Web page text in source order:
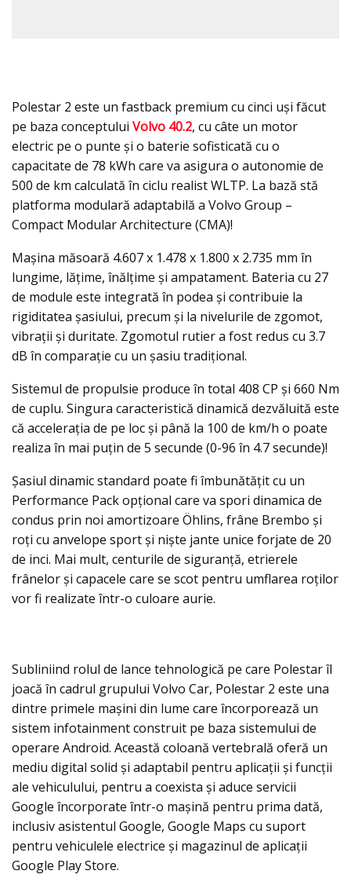
Polestar 2 este un fastback premium cu cinci uși făcut
pe baza conceptului Volvo 40.2, cu câte un motor
electric pe o punte și o baterie sofisticată cu o
capacitate de 78 kWh care va asigura o autonomie de
500 de km calculată în ciclu realist WLTP. La bază stă
platforma modulară adaptabilă a Volvo Group –
Compact Modular Architecture (CMA)!
Maşina măsoară 4.607 x 1.478 x 1.800 x 2.735 mm în
lungime, lăţime, înălţime şi ampatament. Bateria cu 27
de module este integrată în podea și contribuie la
rigiditatea șasiului, precum și la nivelurile de zgomot,
vibrații și duritate. Zgomotul rutier a fost redus cu 3.7
dB în comparație cu un șasiu tradițional.
Sistemul de propulsie produce în total 408 CP şi 660 Nm
de cuplu. Singura caracteristică dinamică dezvăluită este
că acceleraţia de pe loc şi până la 100 de km/h o poate
realiza în mai puţin de 5 secunde (0-96 în 4.7 secunde)!
Șasiul dinamic standard poate fi îmbunătățit cu un
Performance Pack opţional care va spori dinamica de
condus prin noi amortizoare Öhlins, frâne Brembo și
roţi cu anvelope sport şi nişte jante unice forjate de 20
de inci. Mai mult, centurile de siguranță, etrierele
frânelor şi capacele care se scot pentru umflarea roţilor
vor fi realizate într-o culoare aurie.
Subliniind rolul de lance tehnologică pe care Polestar îl
joacă în cadrul grupului Volvo Car, Polestar 2 este una
dintre primele mașini din lume care încorporează un
sistem infotainment construit pe baza sistemului de
operare Android. Această coloană vertebrală oferă un
mediu digital solid și adaptabil pentru aplicații și funcții
ale vehiculului, pentru a coexista și aduce servicii
Google încorporate într-o maşină pentru prima dată,
inclusiv asistentul Google, Google Maps cu suport
pentru vehiculele electrice și magazinul de aplicaţii
Google Play Store.